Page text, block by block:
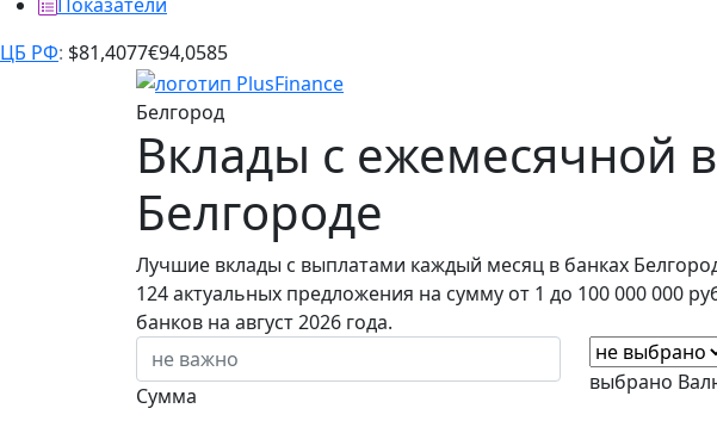
ЦБ РФ: $81,4077€94,0585
Белгород
Вклады с ежемесячной
Белгороде
Лучшие вклады с выплатами каждый месяц в банках
124 актуальных предложения на сумму от 1 до 100 000 000
банков на август 2026 года.
Сумма
выбрано